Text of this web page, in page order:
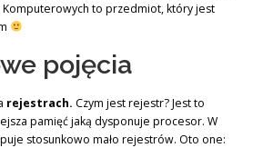
to przedmiot, który jest
pojęcia
rejestrach. Czym jest rejestr? Jest to
pamięć jaką dysponuje procesor. W
stosunkowo mało rejestrów. Oto one: